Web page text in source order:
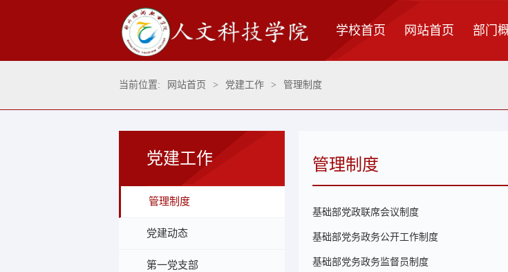
学校首页 网站首页 部门
当前位置: 网站首页 > 党建工作 > 管理制度
党建工作
管理制度
党建动态
第一党支部
管理制度
基础部党政联席会议制度
基础部党务政务公开工作制度
基础部党务政务监督员制度